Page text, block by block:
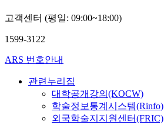
고객센터 (평일: 09:00~18:00)
1599-3122
ARS 번호안내
관련누리집
대학공개강의(KOCW)
학술정보통계시스템(Rinfo)
외국학술지지원센터(FRIC)